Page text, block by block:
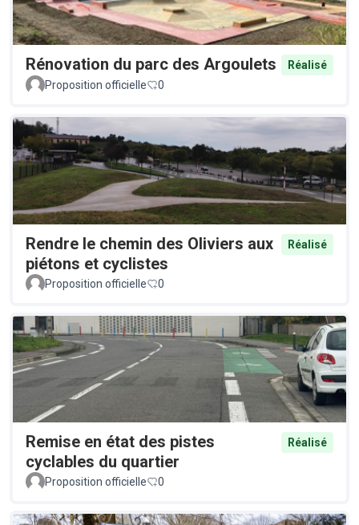
Rénovation du parc des Argoulets
Réalisé
Proposition officielle
0
Rendre le chemin des Oliviers aux
piétons et cyclistes
Réalisé
Proposition officielle 0
Remise en état des pistes
cyclables du quartier
Réalisé
Proposition officielle 0